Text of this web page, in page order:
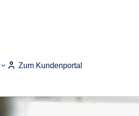
Zum Kundenportal